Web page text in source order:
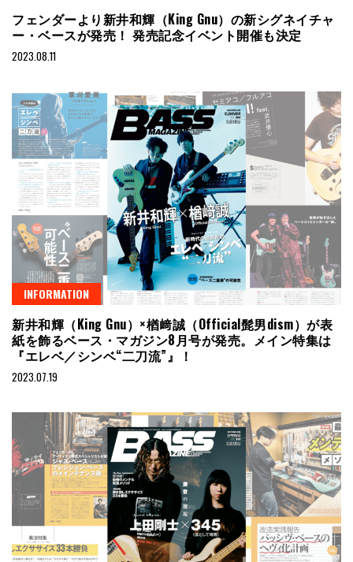
フェンダーより新井和輝（King Gnu）の新シグネイチャ
ー・ベースが発売！ 発売記念イベント開催も決定
2023.08.11
INFORMATION
新井和輝（King Gnu）×楢﨑誠（Official髭男dism）が表
紙を飾るベース・マガジン8月号が発売。メイン特集は
『エレベ／シンベ“二刀流”』！
2023.07.19